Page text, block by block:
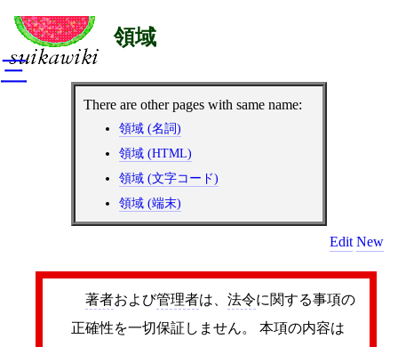
領域
There are other pages with same name:
領域 (名詞)
領域 (HTML)
領域 (文字コード)
領域 (端末)
Edit New
著者および管理者は、 法令に関する事項の
正確性を一切保証しません。 本項の内容は
三